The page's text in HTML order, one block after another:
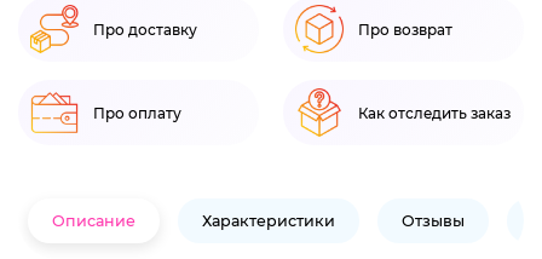
Про доставку Про возврат
Про оплату Как отследить заказ
Описание Характеристики Отзывы